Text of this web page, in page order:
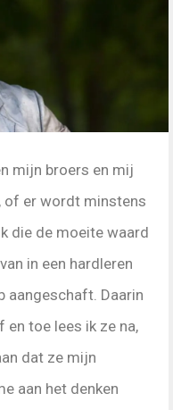
mijn broers en mij
of er wordt minstens
die de moeite waard
in een hardleren
Daarin
toe lees ik ze na,
dat ze mijn
aan het denken